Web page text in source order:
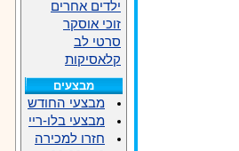
ילדים אחרים
זוכי אוסקר
סרטי לב
קלאסיקות
מבצעים
מבצעי החודש
מבצעי בלו-ריי
חזרו למכירה